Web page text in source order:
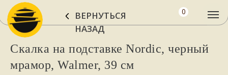
ВЕРНУТЬСЯ
НАЗАД
Скалка на подставке Nordic, черный
мрамор, Walmer, 39 см